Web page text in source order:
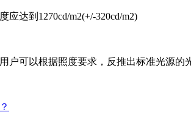
达到1270cd/m2(+/-320cd/m2)
户可以根据照度要求，反推出标准光源的